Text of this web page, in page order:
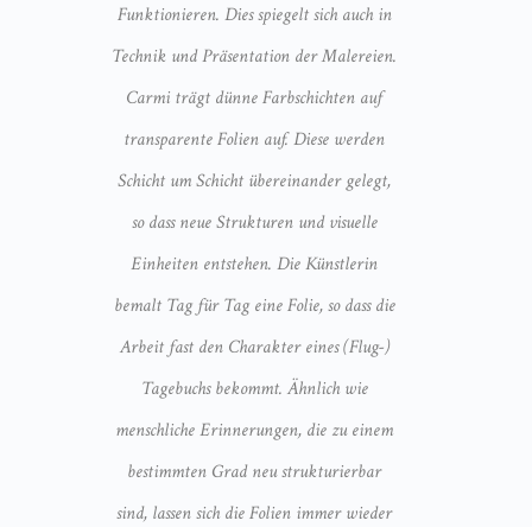
Funktionieren. Dies spiegelt sich auch in
Technik und Präsentation der Malereien.
Carmi trägt dünne Farbschichten auf
transparente Folien auf. Diese werden
Schicht um Schicht übereinander gelegt,
so dass neue Strukturen und visuelle
Einheiten entstehen. Die Künstlerin
bemalt Tag für Tag eine Folie, so dass die
Arbeit fast den Charakter eines (Flug-)
Tagebuchs bekommt. Ähnlich wie
menschliche Erinnerungen, die zu einem
bestimmten Grad neu strukturierbar
sind, lassen sich die Folien immer wieder